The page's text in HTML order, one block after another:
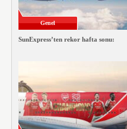
Genel
SunExpress’ten rekor hafta sonu: